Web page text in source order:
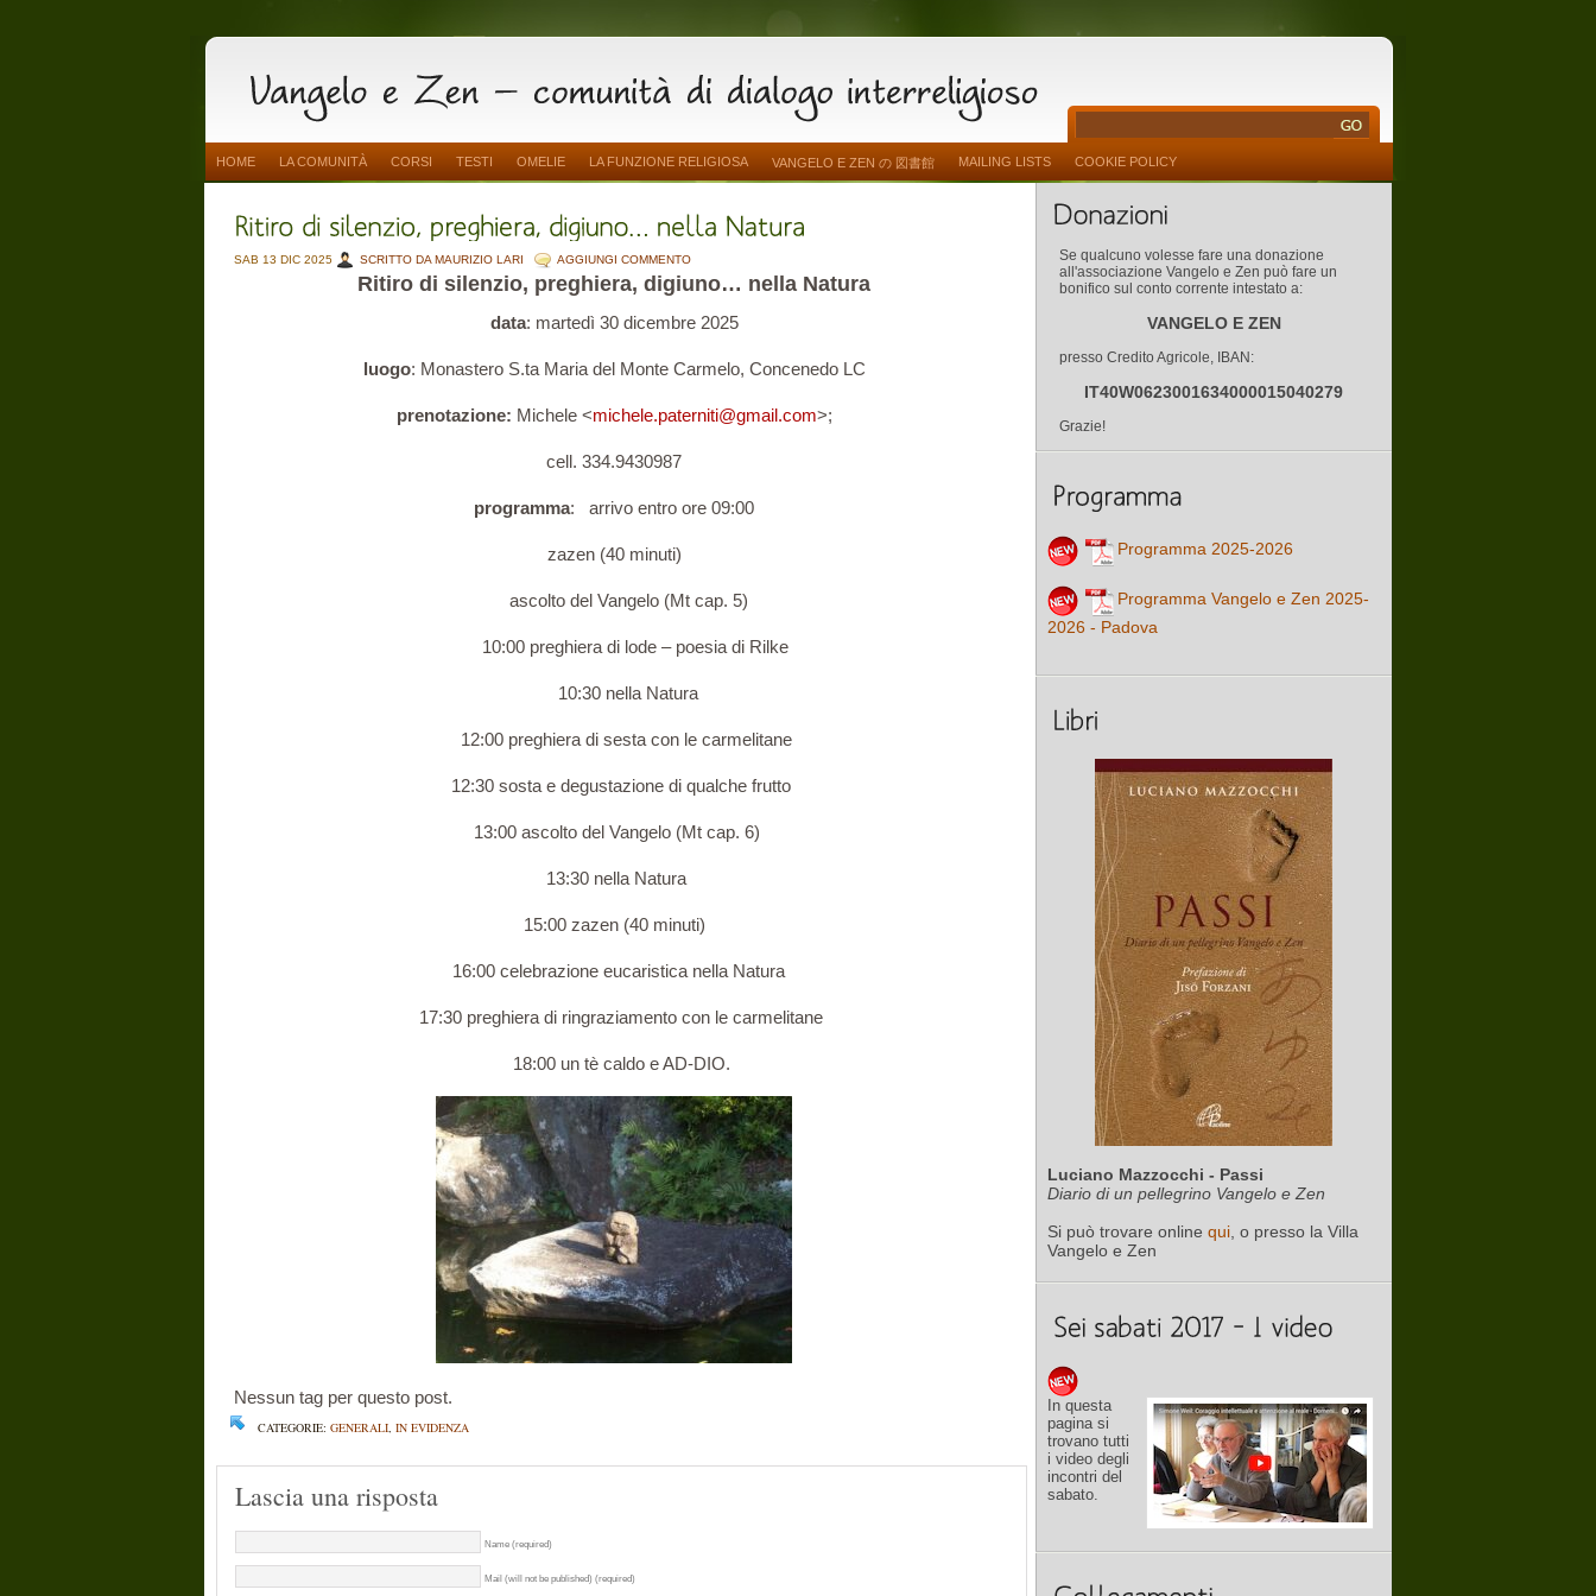
HOME LA COMUNITÀ CORSI TESTI OMELIE LA FUNZIONE RELIGIOSA VANGELO E ZEN の 図書館 MAILING LISTS COOKIE POLICY
SAB 13 DIC 2025 SCRITTO DA MAURIZIO LARI AGGIUNGI COMMENTO
Ritiro di silenzio, preghiera, digiuno… nella Natura
data: martedì 30 dicembre 2025
luogo: Monastero S.ta Maria del Monte Carmelo, Concenedo LC
prenotazione: Michele <michele.paterniti@gmail.com>;
cell. 334.9430987
programma: arrivo entro ore 09:00
zazen (40 minuti)
ascolto del Vangelo (Mt cap. 5)
10:00 preghiera di lode – poesia di Rilke
10:30 nella Natura
12:00 preghiera di sesta con le carmelitane
12:30 sosta e degustazione di qualche frutto
13:00 ascolto del Vangelo (Mt cap. 6)
13:30 nella Natura
15:00 zazen (40 minuti)
16:00 celebrazione eucaristica nella Natura
17:30 preghiera di ringraziamento con le carmelitane
18:00 un tè caldo e AD-DIO.
Nessun tag per questo post.
CATEGORIE: GENERALI, IN EVIDENZA
Lascia una risposta
Name (required)
Mail (will not be published) (required)
Se qualcuno volesse fare una donazione
all'associazione Vangelo e Zen può fare un
bonifico sul conto corrente intestato a:
VANGELO E ZEN
presso Credito Agricole, IBAN:
IT40W0623001634000015040279
Grazie!
Programma 2025-2026
Programma Vangelo e Zen 2025-
2026 - Padova
Luciano Mazzocchi - Passi
Diario di un pellegrino Vangelo e Zen
Si può trovare online qui , o presso la Villa
Vangelo e Zen
In questa
pagina si
trovano tutti
i video degli
incontri del
sabato.